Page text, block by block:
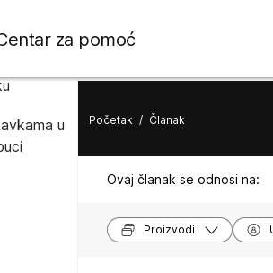
za pomoć
u
Početak / Članak
Ovaj članak se odnosi na:
Proizvodi